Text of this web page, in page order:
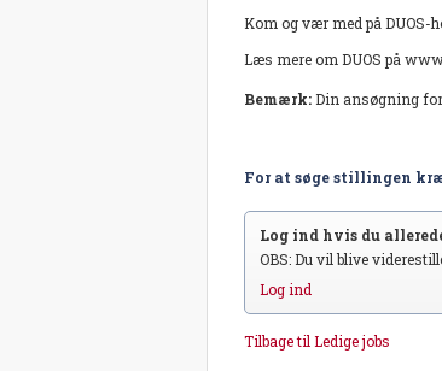
Kom og vær med på DUOS-
Læs mere om DUOS på
Bemærk:Din ansøgning
For at søge stillingen
Log ind hvis du
OBS: Du vil blive
Log ind
Tilbage til Ledige jobs